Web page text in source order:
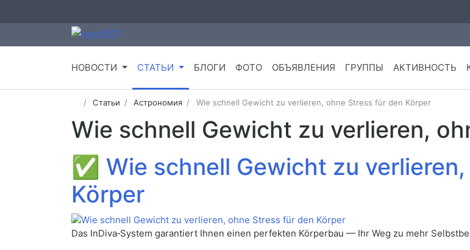
НОВОСТИ СТАТЬИ БЛОГИ ФОТО ОБЪЯВЛЕНИЯ ГРУППЫ АКТИВНОСТЬ
Статьи Астрономия Wie schnell Gewicht zu verlieren, ohne Stress für den Körper
Wie schnell Gewicht zu verlieren,
✅ Wie schnell Gewicht zu
Körper
Das InDiva‑System garantiert Ihnen einen perfekten Körperbau — Ihr Weg zu mehr